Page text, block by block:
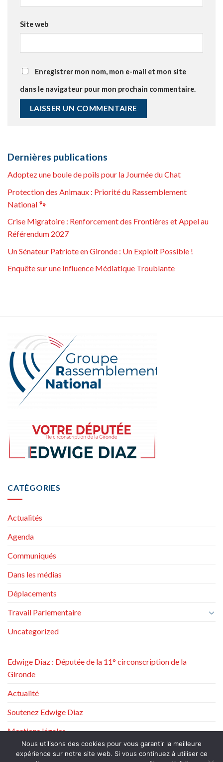
Site web
Enregistrer mon nom, mon e-mail et mon site
dans le navigateur pour mon prochain commentaire.
Dernières publications
Adoptez une boule de poils pour la Journée du Chat
Protection des Animaux : Priorité du Rassemblement
National 🐾
Crise Migratoire : Renforcement des Frontières et Appel au
Référendum 2027
Un Sénateur Patriote en Gironde : Un Exploit Possible !
Enquête sur une Influence Médiatique Troublante
CATÉGORIES
Actualités
Agenda
Communiqués
Dans les médias
Déplacements
Travail Parlementaire
Uncategorized
Edwige Diaz : Députée de la 11° circonscription de la
Gironde
Actualité
Soutenez Edwige Diaz
Mentions légales
Politique de protection des données à caractère personnel
Nous utilisons des cookies pour vous garantir la meilleure
expérience sur notre site web. Si vous continuez à utiliser ce